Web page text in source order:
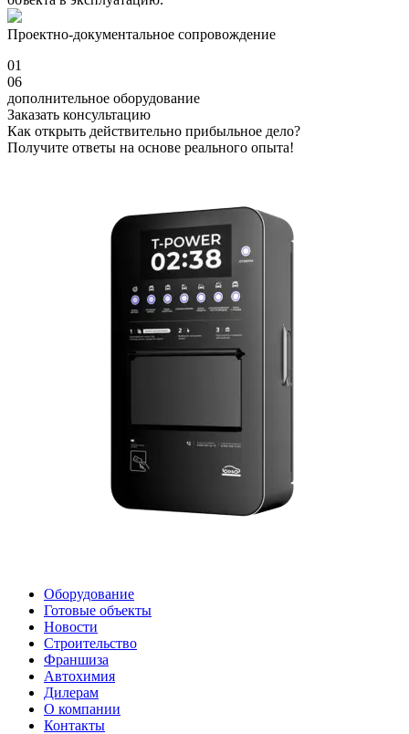
Проектно-документальное сопровождение
01
06
дополнительное оборудование
Заказать консультацию
Как открыть действительно прибыльное дело?
Получите ответы на основе реального опыта!
Оборудование
Готовые объекты
Новости
Строительство
Франшиза
Автохимия
Дилерам
О компании
Контакты